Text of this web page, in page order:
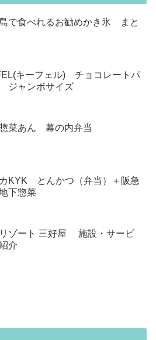
で食べれるお勧めかき氷 まと
キーフェル) チョコレートパ
ジャンボサイズ
菜あん 幕の内弁当
KYK とんかつ（弁当）＋阪急
下惣菜
ゾート 三好屋 施設・サービ
介